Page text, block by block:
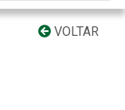
VOLTAR